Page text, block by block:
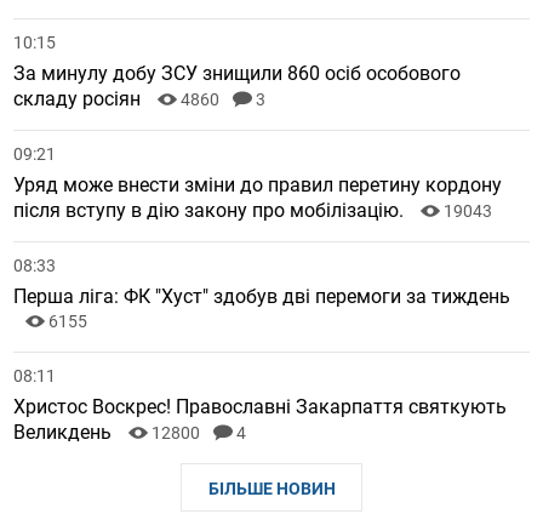
10:15
За минулу добу ЗСУ знищили 860 осіб особового
складу росіян
4860 3
09:21
Уряд може внести зміни до правил перетину кордону
після вступу в дію закону про мобілізацію.
19043
08:33
Перша ліга: ФК "Хуст" здобув дві перемоги за тиждень
6155
08:11
Христос Воскрес! Православні Закарпаття святкують
Великдень
12800 4
БІЛЬШЕ НОВИН